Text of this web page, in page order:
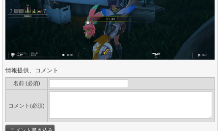
情報提供、コメント
名前 (必須)
コメント(必須)